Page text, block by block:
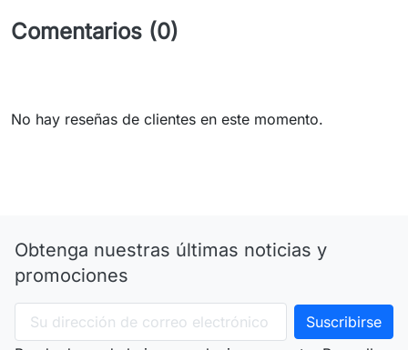
Comentarios (0)
No hay reseñas de clientes en este momento.
Obtenga nuestras últimas noticias y
promociones